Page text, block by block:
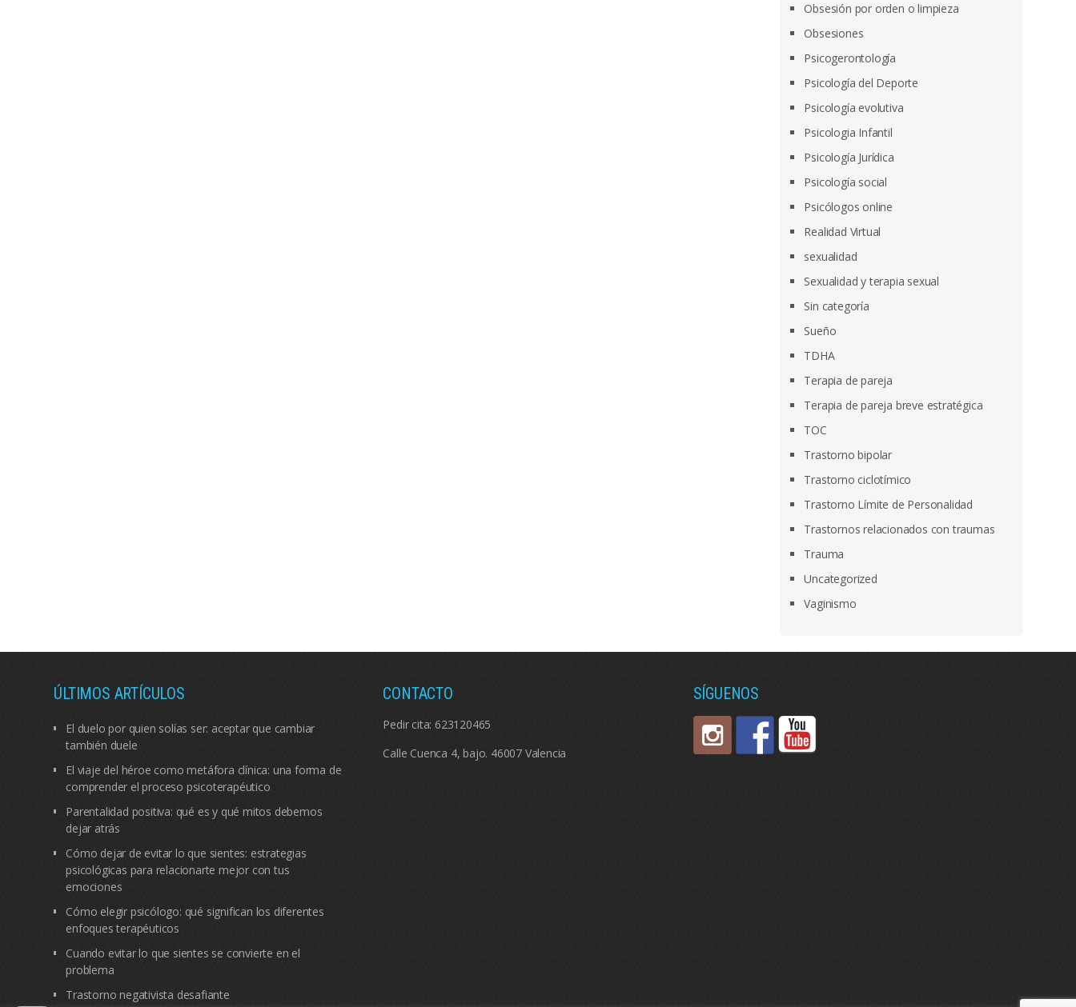
Obsesión por orden o limpieza
Obsesiones
Psicogerontología
Psicología del Deporte
Psicología evolutiva
Psicologia Infantil
Psicología Jurídica
Psicología social
Psicólogos online
Realidad Virtual
sexualidad
Sexualidad y terapia sexual
Sin categoría
Sueño
TDHA
Terapia de pareja
Terapia de pareja breve estratégica
TOC
Trastorno bipolar
Trastorno ciclotímico
Trastorno Límite de Personalidad
Trastornos relacionados con traumas
Trauma
Uncategorized
Vaginismo
ÚLTIMOS ARTÍCULOS
El duelo por quien solías ser: aceptar que cambiar
también duele
El viaje del héroe como metáfora clínica: una forma de
comprender el proceso psicoterapéutico
Parentalidad positiva: qué es y qué mitos debemos
dejar atrás
Cómo dejar de evitar lo que sientes: estrategias
psicológicas para relacionarte mejor con tus
emociones
Cómo elegir psicólogo: qué significan los diferentes
enfoques terapéuticos
Cuando evitar lo que sientes se convierte en el
problema
Trastorno negativista desafiante
CONTACTO
Pedir cita: 623120465
Calle Cuenca 4, bajo. 46007 Valencia
SÍGUENOS